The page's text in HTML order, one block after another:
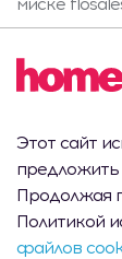
форма
рассеивая
подходит
подарок для
Функции и
одну
мл.
Этот сайт
Продолжая
Политикой
файлов